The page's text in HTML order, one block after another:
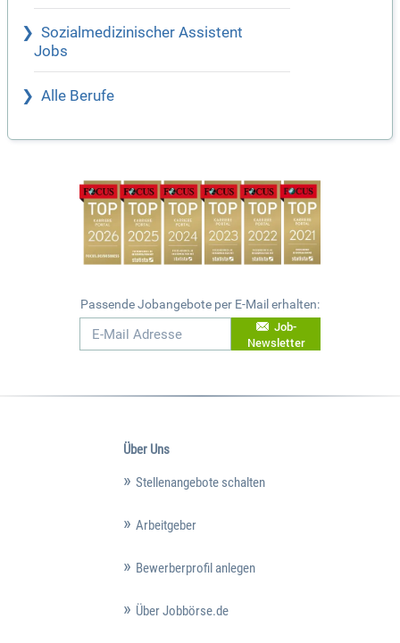
Sozialmedizinischer Assistent
Jobs
Alle Berufe
Passende Jobangebote per E-Mail erhalten:
Job-
Newsletter
Über Uns
Stellenangebote schalten
Arbeitgeber
Bewerberprofil anlegen
Über Jobbörse.de